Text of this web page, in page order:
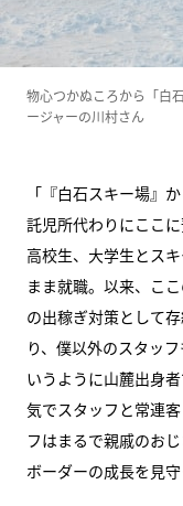
物心つかぬころから「白
ージャーの川村さん
「『白石スキー場』
託児所代わりにここ
高校生、大学生とス
まま就職。以来、こ
の出稼ぎ対策として
り、僕以外のスタッ
いうように山麓出身
気でスタッフと常連
フはまるで親戚のお
ボーダーの成長を見守